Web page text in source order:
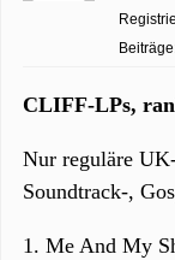
CLIFF-LPs,
Nur reguläre
Soundtrack-,
1. Me And My